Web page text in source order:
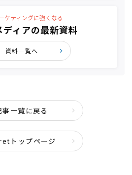
ケティングに強くなる
ィアの最新資料
資料一覧へ
事一覧に戻る
トップページ